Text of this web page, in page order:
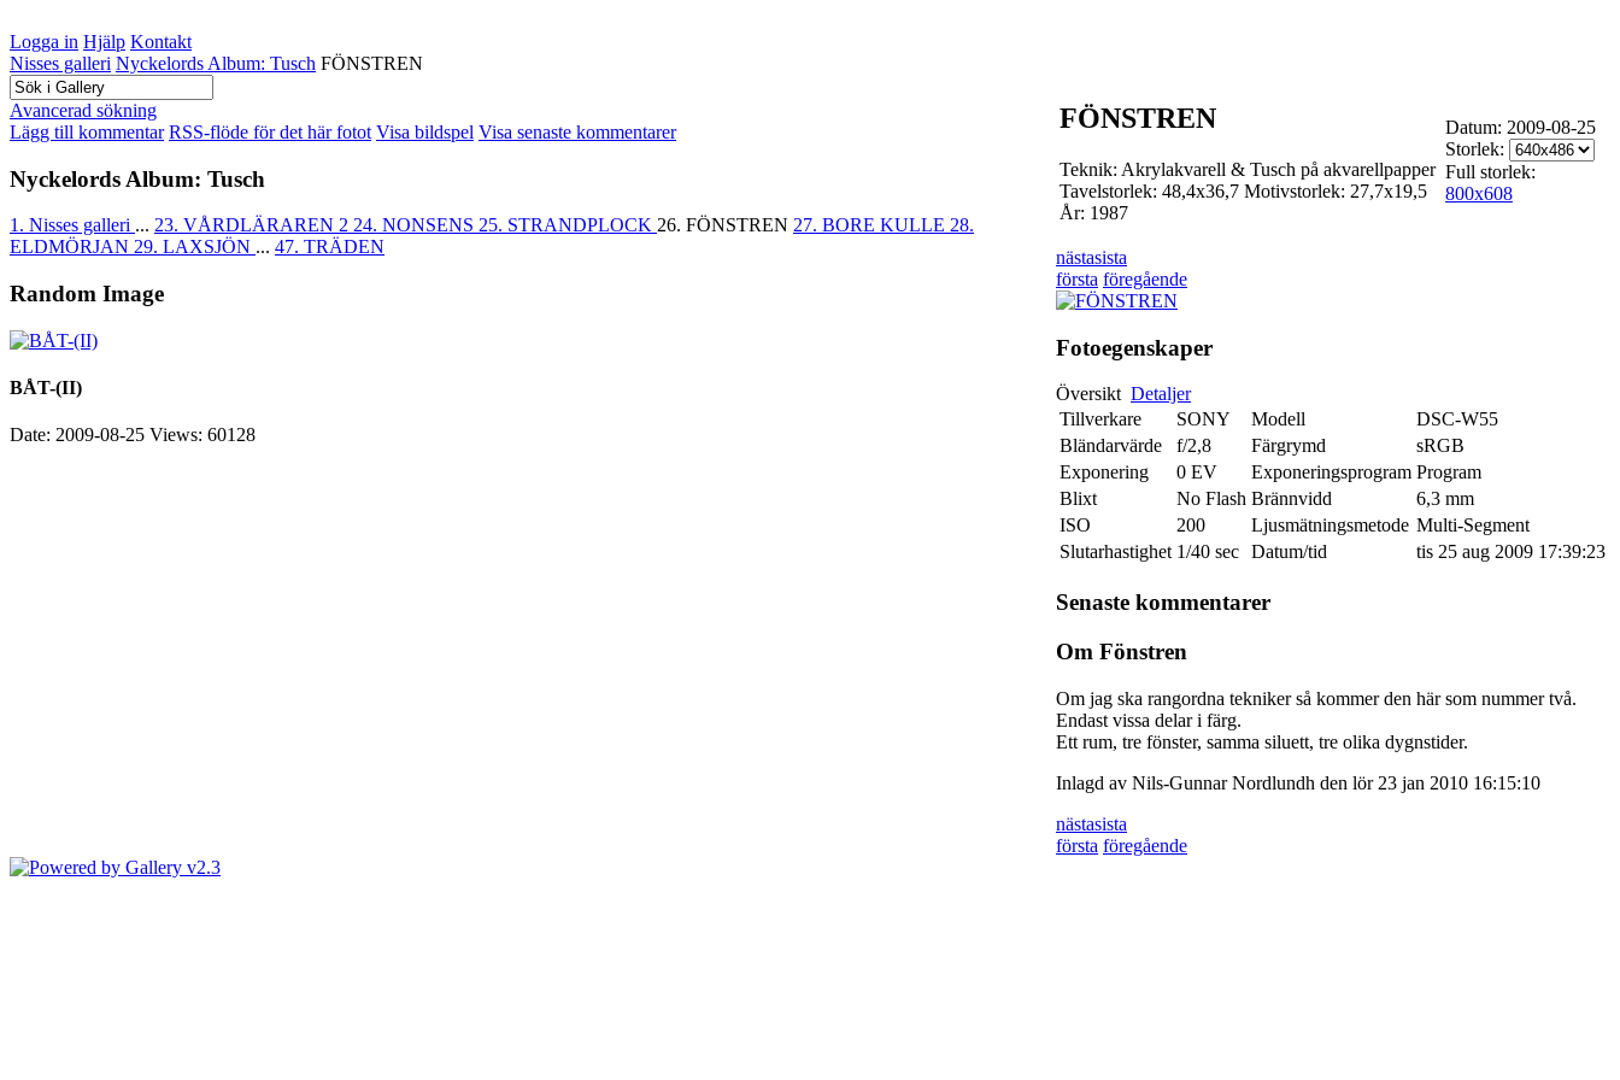
Logga in Hjälp Kontakt
Nisses galleri Nyckelords Album: Tusch FÖNSTREN
Avancerad sökning
Lägg till kommentar RSS-flöde för det här fotot Visa bildspel Visa senaste kommentarer
Nyckelords Album: Tusch
1. Nisses galleri ... 23. VÅRDLÄRAREN 2 24. NONSENS 25. STRANDPLOCK 26. FÖNSTREN 27. BORE KULLE 28.
ELDMÖRJAN 29. LAXSJÖN ... 47. TRÄDEN
Random Image
BÅT-(II)
Date: 2009-08-25 Views: 60128
FÖNSTREN
Teknik: Akrylakvarell & Tusch på akvarellpapper
Tavelstorlek: 48,4x36,7 Motivstorlek: 27,7x19,5
År: 1987
Datum: 2009-08-25
Storlek:
Full storlek:
800x608
nästasista
första föregående
Fotoegenskaper
Översikt Detaljer
Tillverkare
SONY Modell
DSC-W55
Bländarvärde
f/2,8 Färgrymd
sRGB
Exponering
0 EV Exponeringsprogram Program
Blixt
No Flash Brännvidd
6,3 mm
ISO
200 Ljusmätningsmetode Multi-Segment
Slutarhastighet 1/40 sec Datum/tid tis 25 aug 2009 17:39:23
Senaste kommentarer
Om Fönstren
Om jag ska rangordna tekniker så kommer den här som nummer två.
Endast vissa delar i färg.
Ett rum, tre fönster, samma siluett, tre olika dygnstider.
Inlagd av Nils-Gunnar Nordlundh den lör 23 jan 2010 16:15:10
nästasista
första föregående